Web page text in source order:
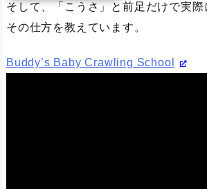
そして、「こうさ」と前足だけで実際
その仕方を教えています。
Buddy’s Baby Crawling School